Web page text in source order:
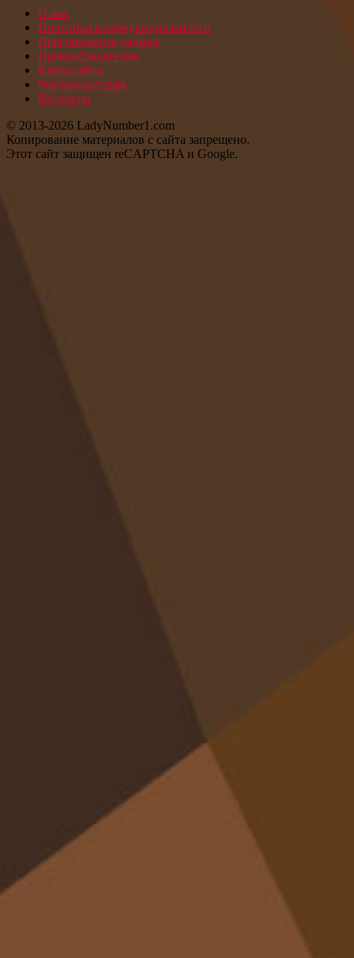
О нас
Политика конфиденциальности
Персональные данные
Правообладателям
Карта сайта
Рекламодателям
Контакты
© 2013-2026 LadyNumber1.com
Копирование материалов c сайта запрещено.
Этот сайт защищен reCAPTCHA и Google.